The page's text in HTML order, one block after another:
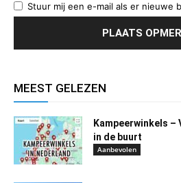
Stuur mij een e-mail als er nieuwe
MEEST GELEZEN
Kampeerwinkels –
in de buurt
Aanbevolen